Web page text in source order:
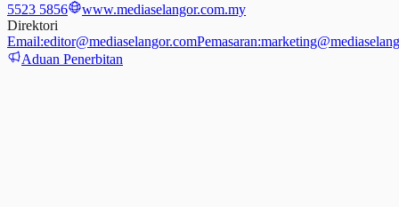
5523 5856
www.mediaselangor.com.my
Direktori
Email:editor@mediaselangor.comPemasaran:
Aduan Penerbitan